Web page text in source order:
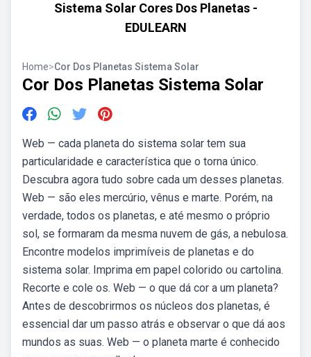
Sistema Solar Cores Dos Planetas -
EDULEARN
Home>Cor Dos Planetas Sistema Solar
Cor Dos Planetas Sistema Solar
Web — cada planeta do sistema solar tem sua
particularidade e característica que o torna único.
Descubra agora tudo sobre cada um desses planetas.
Web — são eles mercúrio, vênus e marte. Porém, na
verdade, todos os planetas, e até mesmo o próprio
sol, se formaram da mesma nuvem de gás, a nebulosa.
Encontre modelos imprimíveis de planetas e do
sistema solar. Imprima em papel colorido ou cartolina.
Recorte e cole os. Web — o que dá cor a um planeta?
Antes de descobrirmos os núcleos dos planetas, é
essencial dar um passo atrás e observar o que dá aos
mundos as suas. Web — o planeta marte é conhecido